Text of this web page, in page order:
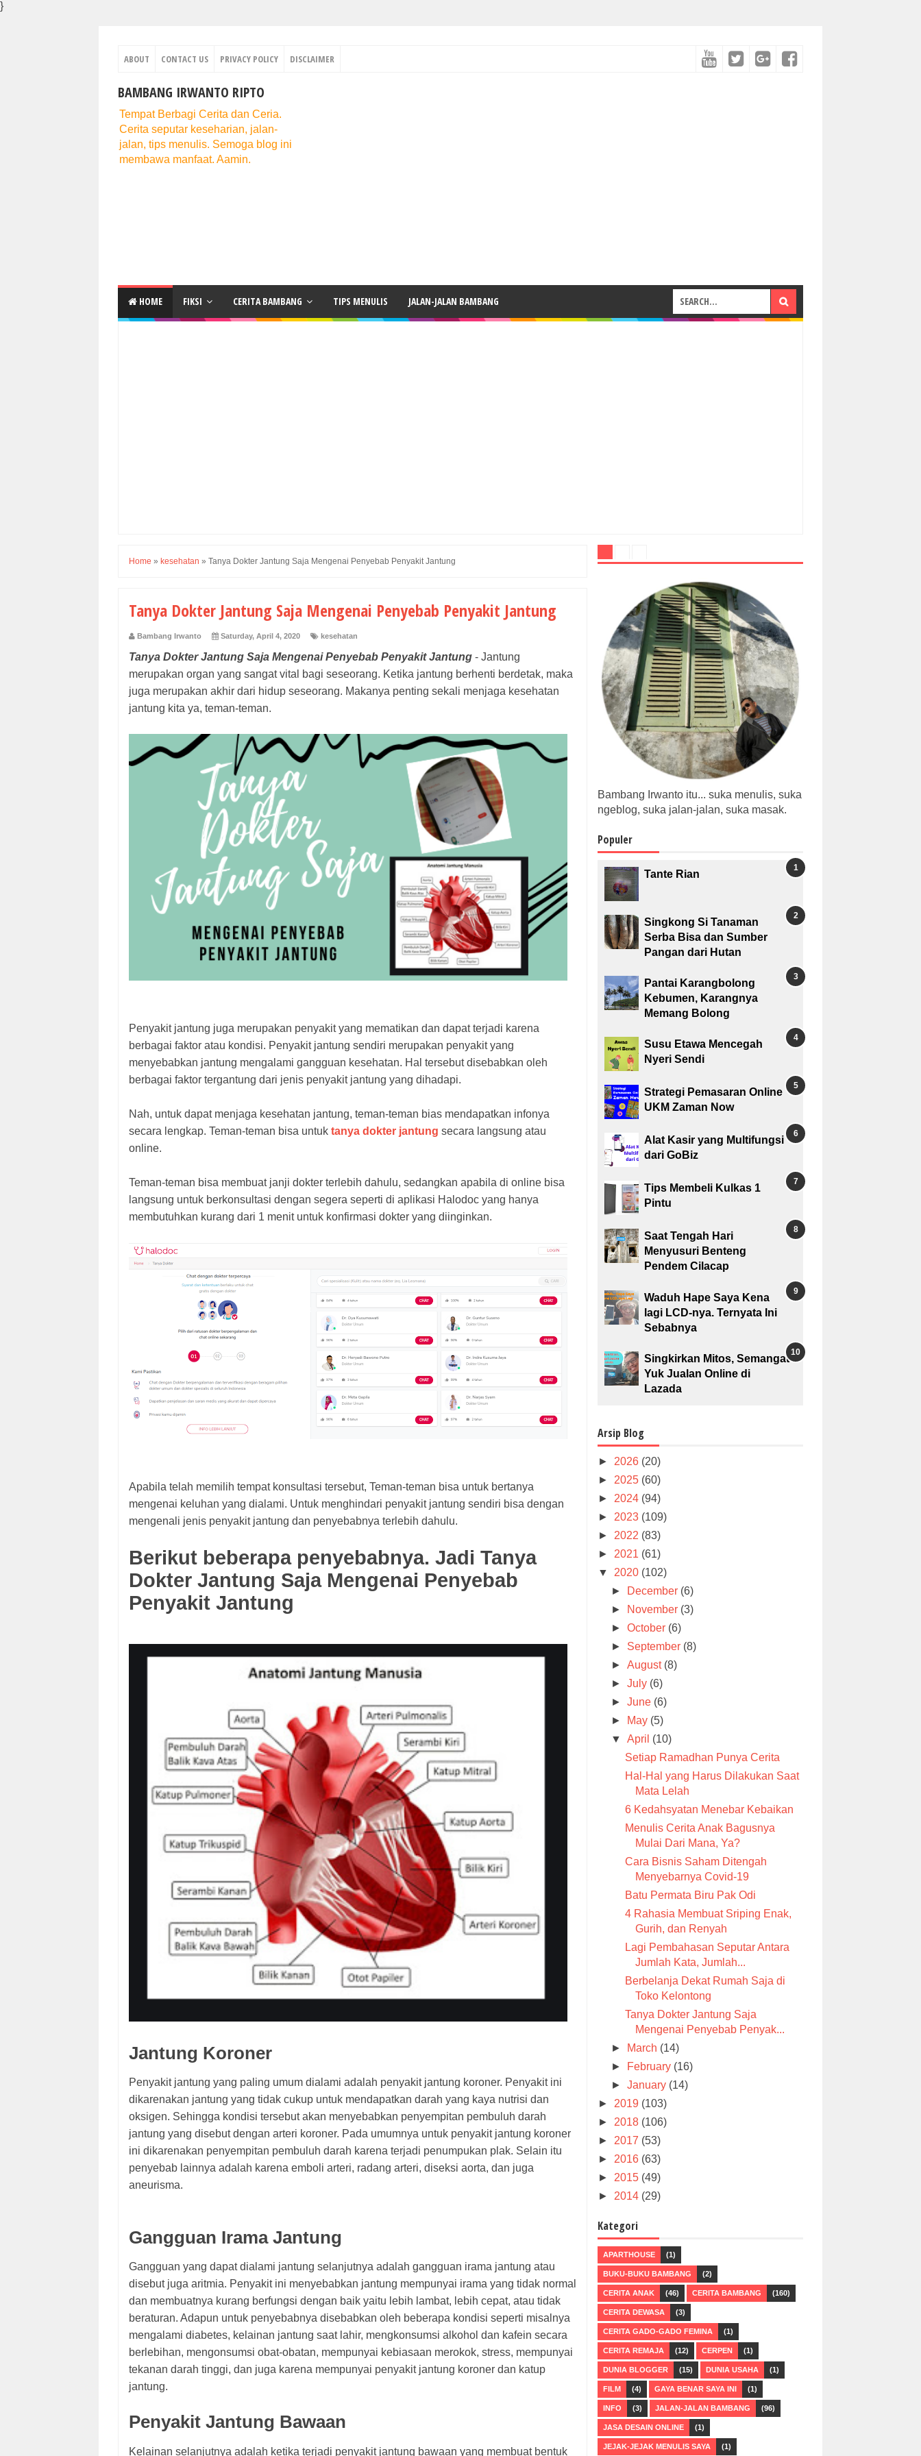
}
ABOUT CONTACT US PRIVACY POLICY DISCLAIMER
BAMBANG IRWANTO RIPTO
Tempat Berbagi Cerita dan Ceria.
Cerita seputar keseharian, jalan-
jalan, tips menulis. Semoga blog ini
membawa manfaat. Aamin.
HOME FIKSI CERITA BAMBANG TIPS MENULIS JALAN-JALAN BAMBANG
Home » kesehatan » Tanya Dokter Jantung Saja Mengenai Penyebab Penyakit Jantung
Tanya Dokter Jantung Saja Mengenai Penyebab Penyakit Jantung
Bambang Irwanto Saturday, April 4, 2020 kesehatan
Tanya Dokter Jantung Saja Mengenai Penyebab Penyakit Jantung - Jantung
merupakan organ yang sangat vital bagi seseorang. Ketika jantung berhenti berdetak, maka
juga merupakan akhir dari hidup seseorang. Makanya penting sekali menjaga kesehatan
jantung kita ya, teman-teman.
Penyakit jantung juga merupakan penyakit yang mematikan dan dapat terjadi karena
berbagai faktor atau kondisi. Penyakit jantung sendiri merupakan penyakit yang
menyebabkan jantung mengalami gangguan kesehatan. Hal tersebut disebabkan oleh
berbagai faktor tergantung dari jenis penyakit jantung yang dihadapi.
Nah, untuk dapat menjaga kesehatan jantung, teman-teman bias mendapatkan infonya
secara lengkap. Teman-teman bisa untuk tanya dokter jantung secara langsung atau
online.
Teman-teman bisa membuat janji dokter terlebih dahulu, sedangkan apabila di online bisa
langsung untuk berkonsultasi dengan segera seperti di aplikasi Halodoc yang hanya
membutuhkan kurang dari 1 menit untuk konfirmasi dokter yang diinginkan.
Apabila telah memilih tempat konsultasi tersebut, Teman-teman bisa untuk bertanya
mengenai keluhan yang dialami. Untuk menghindari penyakit jantung sendiri bisa dengan
mengenali jenis penyakit jantung dan penyebabnya terlebih dahulu.
Berikut beberapa penyebabnya. Jadi Tanya
Dokter Jantung Saja Mengenai Penyebab
Penyakit Jantung
Jantung Koroner
Penyakit jantung yang paling umum dialami adalah penyakit jantung koroner. Penyakit ini
dikarenakan jantung yang tidak cukup untuk mendapatkan darah yang kaya nutrisi dan
oksigen. Sehingga kondisi tersebut akan menyebabkan penyempitan pembuluh darah
jantung yang disebut dengan arteri koroner. Pada umumnya untuk penyakit jantung koroner
ini dikarenakan penyempitan pembuluh darah karena terjadi penumpukan plak. Selain itu
penyebab lainnya adalah karena emboli arteri, radang arteri, diseksi aorta, dan juga
aneurisma.
Gangguan Irama Jantung
Gangguan yang dapat dialami jantung selanjutnya adalah gangguan irama jantung atau
disebut juga aritmia. Penyakit ini menyebabkan jantung mempunyai irama yang tidak normal
dan membuatnya kurang berfungsi dengan baik yaitu lebih lambat, lebih cepat, atau tidak
beraturan. Adapun untuk penyebabnya disebabkan oleh beberapa kondisi seperti misalnya
mengalami diabetes, kelainan jantung saat lahir, mengkonsumsi alkohol dan kafein secara
berlebihan, mengonsumsi obat-obatan, mempunyai kebiasaan merokok, stress, mempunyai
tekanan darah tinggi, dan juga karena mempunyai penyakit jantung koroner dan katup
jantung.
Penyakit Jantung Bawaan
Kelainan selanjutnya adalah ketika terjadi penyakit jantung bawaan yang membuat bentuk
Bambang Irwanto itu... suka menulis, suka
ngeblog, suka jalan-jalan, suka masak.
Populer
Tante Rian
Singkong Si Tanaman
Serba Bisa dan Sumber
Pangan dari Hutan
Pantai Karangbolong
Kebumen, Karangnya
Memang Bolong
Susu Etawa Mencegah
Nyeri Sendi
Strategi Pemasaran Online
UKM Zaman Now
Alat Kasir yang Multifungsi
dari GoBiz
Tips Membeli Kulkas 1
Pintu
Saat Tengah Hari
Menyusuri Benteng
Pendem Cilacap
Waduh Hape Saya Kena
lagi LCD-nya. Ternyata Ini
Sebabnya
Singkirkan Mitos, Semangat
Yuk Jualan Online di
Lazada
Arsip Blog
► 2026 (20)
► 2025 (60)
► 2024 (94)
► 2023 (109)
► 2022 (83)
► 2021 (61)
▼ 2020 (102)
►
December (6)
►
November (3)
►October (6)
► September (8)
►August (8)
►July (6)
►June (6)
►
May (5)
▼April (10)
Setiap Ramadhan Punya Cerita
Hal-Hal yang Harus Dilakukan Saat
Mata Lelah
6 Kedahsyatan Menebar Kebaikan
Menulis Cerita Anak Bagusnya
Mulai Dari Mana, Ya?
Cara Bisnis Saham Ditengah
Menyebarnya Covid-19
Batu Permata Biru Pak Odi
4 Rahasia Membuat Sriping Enak,
Gurih, dan Renyah
Lagi Pembahasan Seputar Antara
Jumlah Kata, Jumlah...
Berbelanja Dekat Rumah Saja di
Toko Kelontong
Tanya Dokter Jantung Saja
Mengenai Penyebab Penyak...
►
March (14)
►
February (16)
►January (14)
► 2019 (103)
► 2018 (106)
► 2017 (53)
► 2016 (63)
► 2015 (49)
► 2014 (29)
Kategori
APARTHOUSE (1)
BUKU-BUKU BAMBANG (2)
CERITA ANAK (46) CERITA BAMBANG (160)
CERITA DEWASA (3)
CERITA GADO-GADO FEMINA (1)
CERITA REMAJA (12) CERPEN (1)
DUNIA BLOGGER (15) DUNIA USAHA (1)
FILM (4) GAYA BENAR SAYA INI (1)
INFO (3) JALAN-JALAN BAMBANG (96)
JASA DESAIN ONLINE (1)
JEJAK-JEJAK MENULIS SAYA (1)